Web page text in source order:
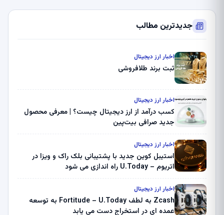
جدیدترین مطالب
اخبار ارز دیجیتال
ثبت برند طلافروشی
اخبار ارز دیجیتال
کسب درآمد از ارز دیجیتال چیست؟ | معرفی محصول
جدید صرافی بیت‌پین
اخبار ارز دیجیتال
استیبل کوین جدید با پشتیبانی بلک راک و ویزا در
اتریوم – U.Today راه اندازی می شود
اخبار ارز دیجیتال
Zcash به لطف Fortitude – U.Today به توسعه
عمده ای در استخراج دست می یابد